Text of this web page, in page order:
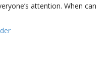
attention. When can